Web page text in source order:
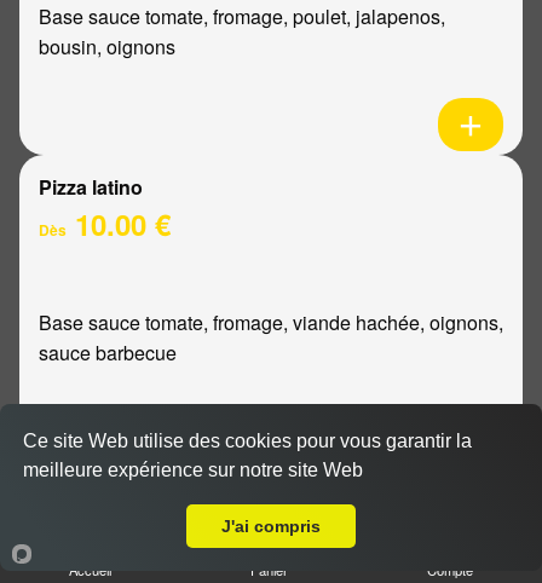
Base sauce tomate, fromage, poulet, jalapenos,
bousin, oignons
Pizza latino
Dès 10.00 €
Base sauce tomate, fromage, viande hachée, oignons,
sauce barbecue
Accueil Panier Compte
Ce site Web utilise des cookies pour vous garantir la
meilleure expérience sur notre site Web
J'ai compris